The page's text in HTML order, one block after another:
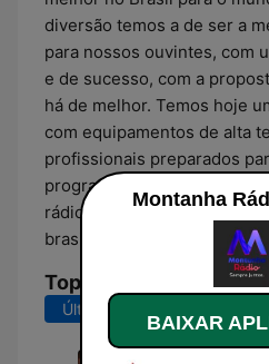
diversão temos a de ser a
para nossos ouvintes, com
e de sucesso, com a
há de melhor. Temos hoje
com equipamentos de alta
profissionais preparados
programação de web rádio
rádio conta com audiência
brasileiros e já alcançou os
Top Músicas
Últimos 7 dias
Montanha
BAIXAR